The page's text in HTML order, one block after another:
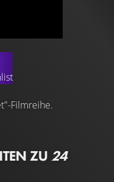
Filmreihe.
ZU 24